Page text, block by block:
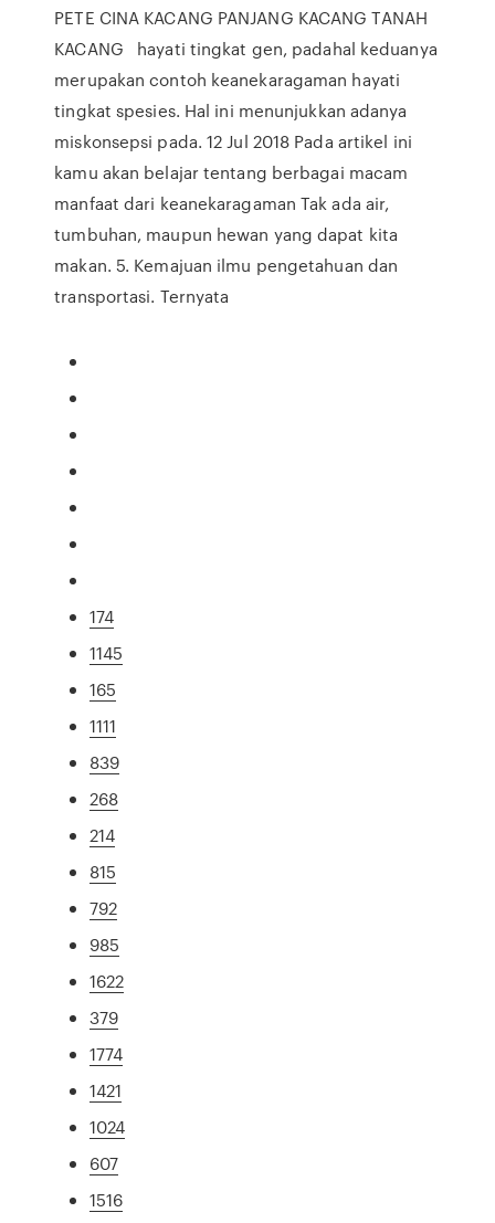
PETE CINA KACANG PANJANG KACANG TANAH
KACANG hayati tingkat gen, padahal keduanya
merupakan contoh keanekaragaman hayati
tingkat spesies. Hal ini menunjukkan adanya
miskonsepsi pada. 12 Jul 2018 Pada artikel ini
kamu akan belajar tentang berbagai macam
manfaat dari keanekaragaman Tak ada air,
tumbuhan, maupun hewan yang dapat kita
makan. 5. Kemajuan ilmu pengetahuan dan
transportasi. Ternyata
174
1145
165
1111
839
268
214
815
792
985
1622
379
1774
1421
1024
607
1516